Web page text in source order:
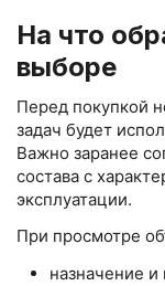
На что
выборе
Перед покупкой
задач будет
Важно заранее
состава с
эксплуатации.
При просмотре
назначение и